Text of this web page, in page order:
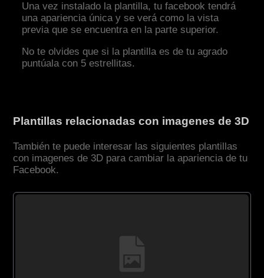
Una vez instalado la plantilla, tu facebook tendrá
una apariencia única y se verá como la vista
previa que se encuentra en la parte superior.
No te olvides que si la plantilla es de tu agrado
puntúala con 5 estrellitas.
Plantillas relacionadas con imagenes de 3D
También te puede interesar las siguientes plantillas
con imagenes de 3D para cambiar la apariencia de tu
Facebook.